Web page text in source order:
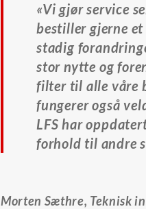
«Vi gjør service
bestiller gjerne
stadig
stor nytte og
filter til alle våre
fungerer også
LFS har
forhold til andre
Morten Sæthre, Teknisk